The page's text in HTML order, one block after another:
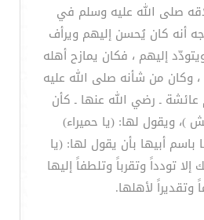
صلى الله عليه وسلم في
أنه كان يُحسن إليهم ويرأف
إليهم ، فكان يمازح أهله
وكان من شأنه صلى الله عليه
ـ رضي الله عنها ـ كأن
)، ويقول لها: (يا حميراء)
باسم أبيها بأن يقول لها: (يا
تودداً وتقرباً وتلطفاً إليها
وتقديراً لأهلها.